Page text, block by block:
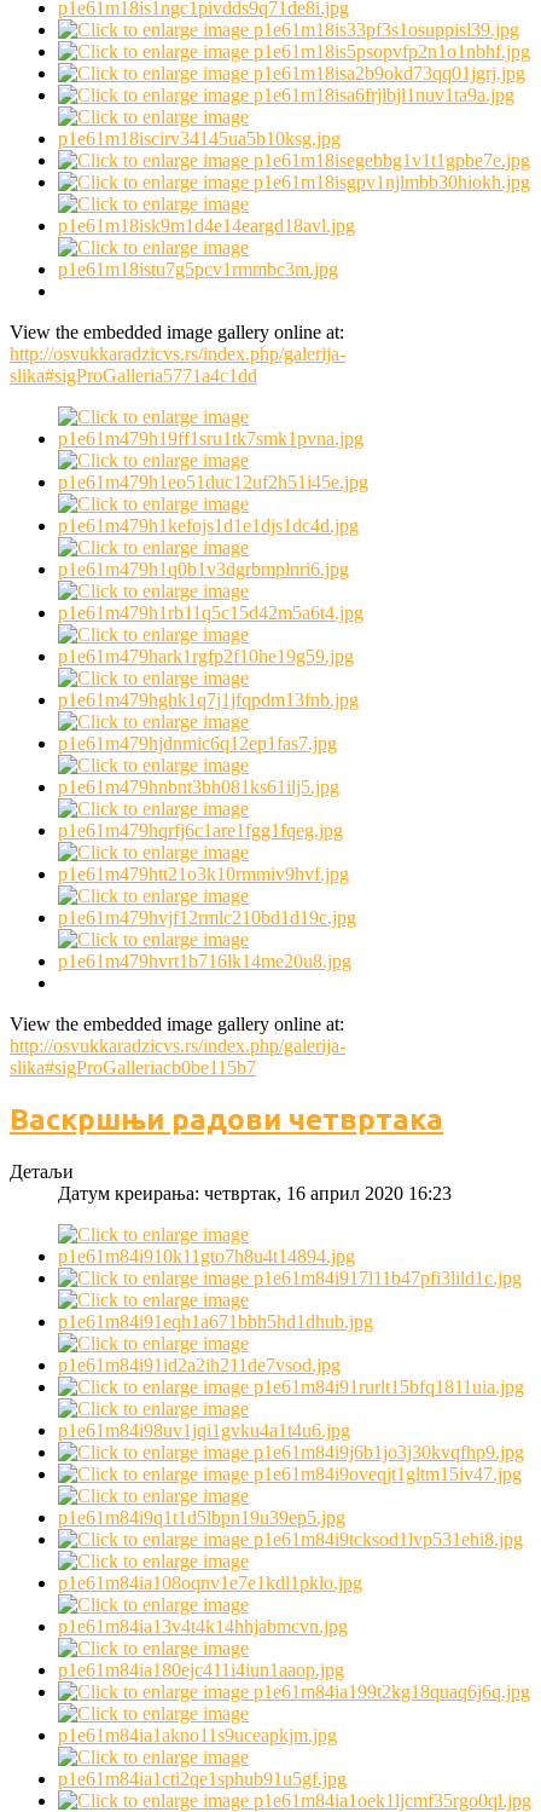
View the embedded image gallery online at:
http://osvukkaradzicvs.rs/index.php/galerija-
slika#sigProGalleria5771a4c1dd
View the embedded image gallery online at:
http://osvukkaradzicvs.rs/index.php/galerija-
slika#sigProGalleriacb0be115b7
Васкршњи радови четвртака
Детаљи
Датум креирања: четвртак, 16 април 2020 16:23